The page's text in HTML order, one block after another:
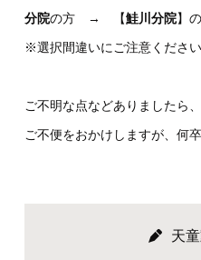
分院の方 → 【鮭川分院】
※選択間違いにご注意ください
ご不明な点などありましたら
ご不便をおかけしますが、何
天